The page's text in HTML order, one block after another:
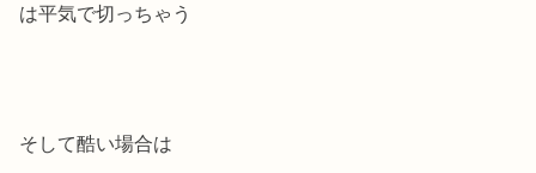
は平気で切っちゃう
そして酷い場合は